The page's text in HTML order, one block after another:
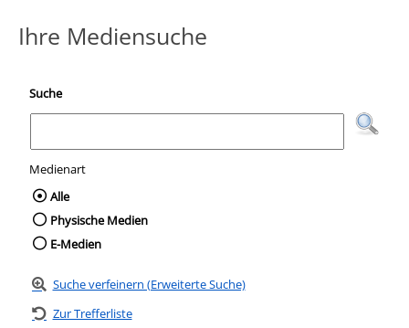
Ihre Mediensuche
Suche
Medienart
Wählen Sie die Medienart nach der Sie
Alle
Physische Medien
E-Medien
Suche verfeinern (Erweiterte Suche)
Zur Trefferliste